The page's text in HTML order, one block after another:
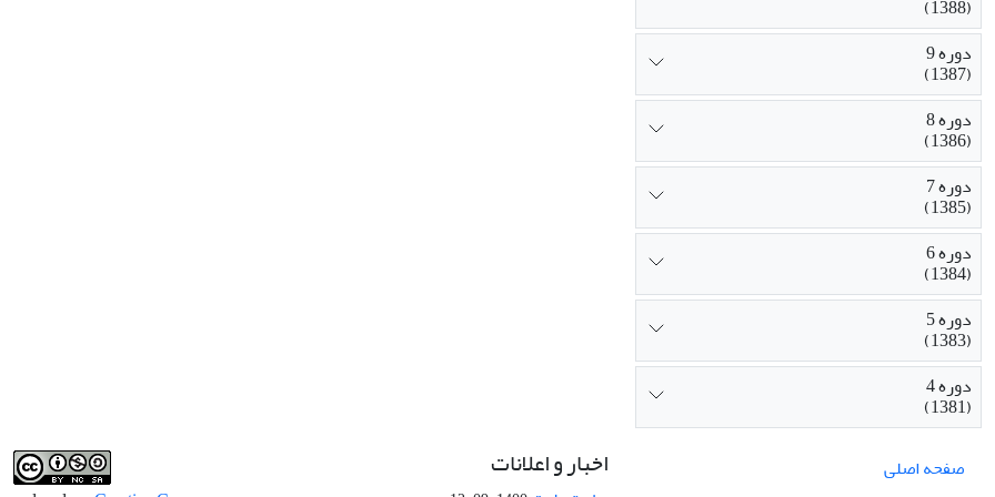
(1388)
دوره 9
(1387)
دوره 8
(1386)
دوره 7
(1385)
دوره 6
(1384)
دوره 5
(1383)
دوره 4
(1381)
صفحه اصلی
اخبار و اعلانات